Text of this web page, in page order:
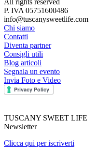
P. IVA 05751600486
info@tuscanysweetlife.com
Chi siamo
Contatti
Diventa partner
Consigli utili
Blog articoli
Segnala un evento
Invia Foto e Video
TUSCANY SWEET LIFE
Newsletter
Clicca qui per iscriverti